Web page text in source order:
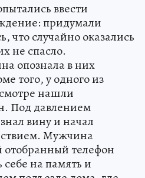
ввести
придумали
что случайно оказались
не спасло.
опознала в них
того, у одного из
нашли
Под давлением
вину и начал
Мужчина
отобранный телефон
на память и